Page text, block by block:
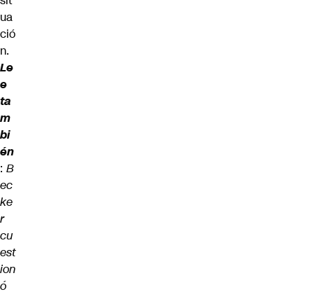
ua
ció
n.
Le
e
ta
m
bi
én
: B
ec
ke
r
cu
est
ion
ó